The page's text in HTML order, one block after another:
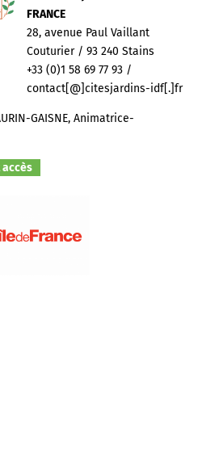
FRANCE
28, avenue Paul Vaillant
Couturier / 93 240 Stains
+33 (0)1 58 69 77 93 /
contact[@]citesjardins-idf[.]fr
GAISNE, Animatrice-